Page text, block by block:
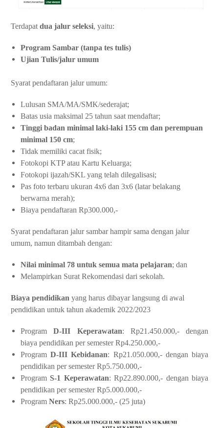
Terdapat dua jalur seleksi, yaitu:
Program Sambar (tanpa tes tulis)
Ujian Tulis/jalur umum
Syarat pendaftaran jalur umum:
Lulusan SMA/MA/SMK/sederajat;
Batas usia maksimal 25 tahun saat mendaftar;
Tinggi badan minimal laki-laki 155 cm dan perempuan
minimal 150 cm;
Tidak memiliki cacat fisik;
Fotokopi KTP atau Kartu Keluarga;
Fotokopi ijazah/SKL yang telah dilegalisasi;
Pas foto terbaru ukuran 4x6 dan 3x6 (latar belakang
berwarna merah);
Biaya pendaftaran Rp300.000,-
Syarat pendaftaran jalur sambar hampir sama dengan jalur
umum, namun ditambah dengan:
Nilai minimal 78 untuk semua mata pelajaran; dan
Melampirkan Surat Rekomendasi dari sekolah.
Biaya pendidikan yang harus dibayar langsung di awal
pendidikan untuk tahun akademik 2022/2023
ProgramD-III Keperawatan: Rp21.450.000,- dengan
biaya pendidikan per semester Rp4.250.000,-
ProgramD-III Kebidanan: Rp21.050.000,- dengan biaya
pendidikan per semester Rp5.750.000,-
Program S-1 Keperawatan: Rp22.890.000,- dengan biaya
pendidikan per semester Rp5.000.000,-
Program Ners: Rp25.000.000,- (25 juta)